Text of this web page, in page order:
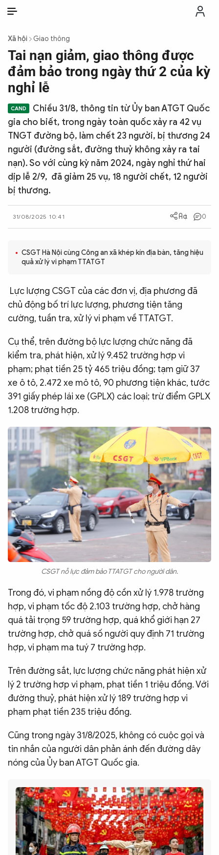
THỜI SỰ
CHỐNG DIỄN BIẾN HÒA BÌNH
CÔNG AN TRONG LÒNG DÂN
XÃ HỘI
PHÁP LUẬT
QUỐC TẾ
VĂN HÓA - THỂ THAO
BẠN ĐỌC & CAND
ĐA PHƯƠNG TIỆN
eMagazine
Podcast
Video Ảnh
Infographic
Chuyên trangAn ninh thế giớiVăn nghệ Công an
Chuyên đề
Xã hội Giao thông
Tai nạn giảm, giao thông được
đảm bảo trong ngày thứ 2 của kỳ
nghỉ lễ
Chiều 31/8, thông tin từ Ủy ban ATGT Quốc
gia cho biết, trong ngày toàn quốc xảy ra 42 vụ
TNGT đường bộ, làm chết 23 người, bị thương 24
người (đường sắt, đường thuỷ không xảy ra tai
nạn). So với cùng kỳ năm 2024, ngày nghỉ thứ hai
dịp lễ 2/9, đã giảm 25 vụ, 18 người chết, 12 người
bị thương.
31/08/2025 10:41 0
CSGT Hà Nội cùng Công an xã khép kín địa bàn, tăng hiệu
quả xử lý vi phạm TTATGT
Lực lượng CSGT của các đơn vị, địa phương đã
chủ động bố trí lực lượng, phương tiện tăng
cường, tuần tra, xử lý vi phạm về TTATGT.
Cụ thể, trên đường bộ lực lượng chức năng đã
kiểm tra, phát hiện, xử lý 9.452 trường hợp vi
phạm; phạt tiền 25 tỷ 465 triệu đồng; tạm giữ 37
xe ô tô, 2.472 xe mô tô, 90 phương tiện khác, tước
391 giấy phép lái xe (GPLX) các loại; trừ điểm GPLX
1.208 trường hợp.
CSGT nỗ lực đảm bảo TTATGT cho người dân.
Trong đó, vi phạm nồng độ cồn xử lý 1.978 trường
hợp, vi phạm tốc độ 2.103 trường hợp, chở hàng
quá tải trọng 59 trường hợp, quá khổ giới hạn 27
trường hợp, chở quá số người quy định 71 trường
hợp, vi phạm ma tuý 7 trường hợp.
Trên đường sắt, lực lượng chức năng phát hiện xử
lý 2 trường hợp vi phạm, phạt tiền 1 triệu đồng. Với
đường thuỷ, phát hiện xử lý 189 trường hợp vi
phạm phạt tiền 235 triệu đồng.
Cũng trong ngày 31/8/2025, không có cuộc gọi và
tin nhắn của người dân phản ánh đến đường dây
nóng của Ủy ban ATGT Quốc gia.